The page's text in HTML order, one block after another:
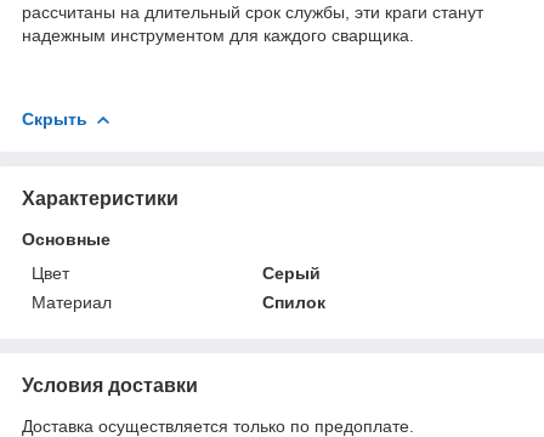
рассчитаны на длительный срок службы, эти краги станут
надежным инструментом для каждого сварщика.
Скрыть
Характеристики
Основные
Цвет
Серый
Материал
Спилок
Условия доставки
Доставка осуществляется только по предоплате.